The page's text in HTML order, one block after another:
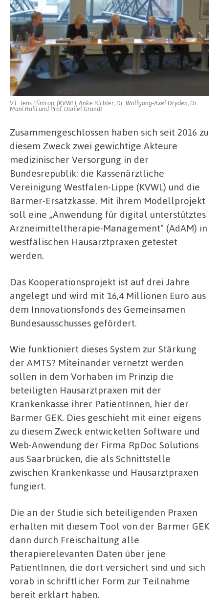
V.l.: Jens Flintrop, (KVWL), Anke Richter, Dr. Wolfgang-Axel Dryden, Dr.
Mani Rafii und Prof. Daniel Grandt.
Zusammengeschlossen haben sich seit 2016 zu
diesem Zweck zwei gewichtige Akteure
medizinischer Versorgung in der
Bundesrepublik: die Kassenärztliche
Vereinigung Westfalen-Lippe (KVWL) und die
Barmer-Ersatzkasse. Mit ihrem Modellprojekt
soll eine „Anwendung für digital unterstütztes
Arzneimitteltherapie-Management“ (AdAM) in
westfälischen Hausarztpraxen getestet
werden.
Das Kooperationsprojekt ist auf drei Jahre
angelegt und wird mit 16,4 Millionen Euro aus
dem Innovationsfonds des Gemeinsamen
Bundesausschusses gefördert.
Wie funktioniert dieses System zur Stärkung
der AMTS? Miteinander vernetzt werden
sollen in dem Vorhaben im Prinzip die
beteiligten Hausarztpraxen mit der
Krankenkasse ihrer PatientInnen, hier der
Barmer GEK. Dies geschieht mit einer eigens
zu diesem Zweck entwickelten Software und
Web-Anwendung der Firma RpDoc Solutions
aus Saarbrücken, die als Schnittstelle
zwischen Krankenkasse und Hausarztpraxen
fungiert.
Die an der Studie sich beteiligenden Praxen
erhalten mit diesem Tool von der Barmer GEK
dann durch Freischaltung alle
therapierelevanten Daten über jene
PatientInnen, die dort versichert sind und sich
vorab in schriftlicher Form zur Teilnahme
bereit erklärt haben.